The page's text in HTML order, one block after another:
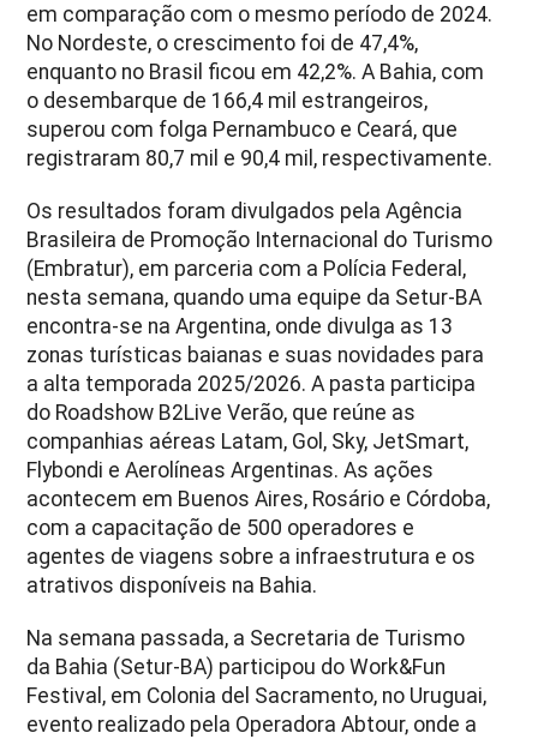
em comparação com o mesmo período de 2024.
No Nordeste, o crescimento foi de 47,4%,
enquanto no Brasil ficou em 42,2%. A Bahia, com
o desembarque de 166,4 mil estrangeiros,
superou com folga Pernambuco e Ceará, que
registraram 80,7 mil e 90,4 mil, respectivamente.
Os resultados foram divulgados pela Agência
Brasileira de Promoção Internacional do Turismo
(Embratur), em parceria com a Polícia Federal,
nesta semana, quando uma equipe da Setur-BA
encontra-se na Argentina, onde divulga as 13
zonas turísticas baianas e suas novidades para
a alta temporada 2025/2026. A pasta participa
do Roadshow B2Live Verão, que reúne as
companhias aéreas Latam, Gol, Sky, JetSmart,
Flybondi e Aerolíneas Argentinas. As ações
acontecem em Buenos Aires, Rosário e Córdoba,
com a capacitação de 500 operadores e
agentes de viagens sobre a infraestrutura e os
atrativos disponíveis na Bahia.
Na semana passada, a Secretaria de Turismo
da Bahia (Setur-BA) participou do Work&Fun
Festival, em Colonia del Sacramento, no Uruguai,
evento realizado pela Operadora Abtour, onde a